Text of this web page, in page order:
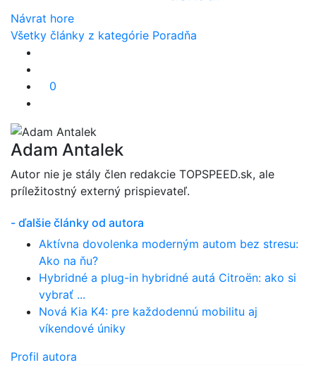
Návrat hore
Všetky články z kategórie Poradňa
0
Adam Antalek
Autor nie je stály člen redakcie TOPSPEED.sk, ale
príležitostný externý prispievateľ.
- ďalšie články od autora
Aktívna dovolenka moderným autom bez stresu:
Ako na ňu?
Hybridné a plug-in hybridné autá Citroën: ako si
vybrať ...
Nová Kia K4: pre každodennú mobilitu aj
víkendové úniky
Profil autora